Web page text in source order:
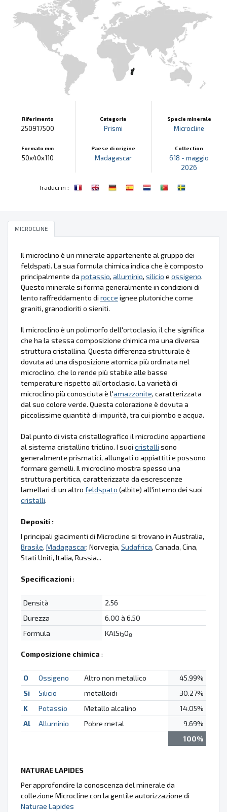
Riferimento
250917500
Formato mm
50x40x110
Categoria
Prismi
Paese di origine
Madagascar
Specie minerale
Microcline
Collection
618 - maggio
2026
Traduci in :
MICROCLINE
Il microclino è un minerale appartenente al gruppo dei
feldspati. La sua formula chimica indica che è composto
principalmente da potassio, alluminio, silicio e ossigeno.
Questo minerale si forma generalmente in condizioni di
lento raffreddamento di rocce ignee plutoniche come
graniti, granodioriti o sieniti.
Il microclino è un polimorfo dell'ortoclasio, il che significa
che ha la stessa composizione chimica ma una diversa
struttura cristallina. Questa differenza strutturale è
dovuta ad una disposizione atomica più ordinata nel
microclino, che lo rende più stabile alle basse
temperature rispetto all'ortoclasio. La varietà di
microclino più conosciuta è l'amazzonite, caratterizzata
dal suo colore verde. Questa colorazione è dovuta a
piccolissime quantità di impurità, tra cui piombo e acqua.
Dal punto di vista cristallografico il microclino appartiene
al sistema cristallino triclino. I suoi cristalli sono
generalmente prismatici, allungati o appiattiti e possono
formare gemelli. Il microclino mostra spesso una
struttura pertitica, caratterizzata da escrescenze
lamellari di un altro feldspato (albite) all'interno dei suoi
cristalli.
Depositi :
I principali giacimenti di Microcline si trovano in Australia,
Brasile, Madagascar, Norvegia, Sudafrica, Canada, Cina,
Stati Uniti, Italia, Russia...
Specificazioni:
Densità
2.56
Durezza
6.00 à 6.50
Formula
KAlSi3O8
Composizione chimica :
O Ossigeno Altro non metallico
45.99%
Si
Silicio metalloidi
30.27%
K
Potassio Metallo alcalino
14.05%
Al
Alluminio Pobre metal
9.69%
100%
NATURAE LAPIDES
Per approfondire la conoscenza del minerale da
collezione Microcline con la gentile autorizzazione di
Naturae Lapides